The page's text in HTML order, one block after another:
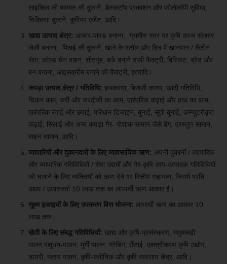
साइकिल की मरम्मत की दुकानें, डेस्कटॉप प्रकाशन और फोटोकॉपी सुविधा,
चिकित्सा दुकानें, कूरियर एजेंट, आदि।
खाद्य उत्पाद क्षेत्र: आचार-पापड़ बनाना, ग्रामीण स्तर पर कृषि उपज संरक्षण,
जेली बनाना, मिठाई की दुकानें, खाने के स्टॉल और दिन में खानपान / कैंटीन
सेवा, कोल्ड चेन वाहन, शीतगृह, बर्फ बनाने वाली फैक्ट्री, बिस्किट, ब्रेड और
बन बनाना, आइसक्रीम बनाने की फैक्ट्री, इत्यादि।
कपड़ा उत्पाद क्षेत्र / गतिविधि: हथकरघा, बिजली करघा, खादी गतिविधि,
चिकन काम, जरी और जरदोजी का काम, पारंपरिक कढ़ाई और हाथ का काम,
पारंपरिक रंगाई और छपाई, परिधान डिजाइन, बुनाई, सूती बुनाई, कम्प्यूटरीकृत
कढ़ाई, सिलाई और अन्य कपड़ा गैर- पोशाक सामान जैसे बैग, प्रस्तुत सामान,
वाहन सामान, आदि।
व्यापारियों और दुकानदारों के लिए व्यावसायिक ऋण: अपनी दुकानों / व्यापारिक
और व्यापारिक गतिविधियों / सेवा उद्यमों और गैर-कृषि आय-उत्पादक गतिविधियों
को चलाने के लिए व्यक्तियों को ऋण देने पर वित्तीय सहायता, जिसमें प्रति
उद्यम / उधारकर्ता 10 लाख तक का लाभार्थी ऋण आकार है।
सूक्ष्म इकाइयों के लिए उपकरण वित्त योजना: लाभार्थी ऋण का आकार 10
लाख तक।
खेती के लिए संबद्ध गतिविधियाँ: खाद्य और कृषि-प्रसंस्करण, मधुमक्खी
पालन,पशुधन-पालन, मुर्गी पालन, ग्रेडिंग, छँटाई, एकत्रीकरण कृषि उद्योग,
डायरी, मत्स्य पालन, कृषि-क्लीनिक और कृषि व्यवसाय केंद्र, आदि।